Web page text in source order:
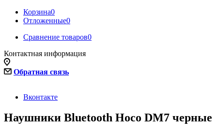
Корзина0
Отложенные0
Сравнение товаров0
Контактная информация
Обратная связь
Вконтакте
Наушники Bluetooth Hoco DM7 черные